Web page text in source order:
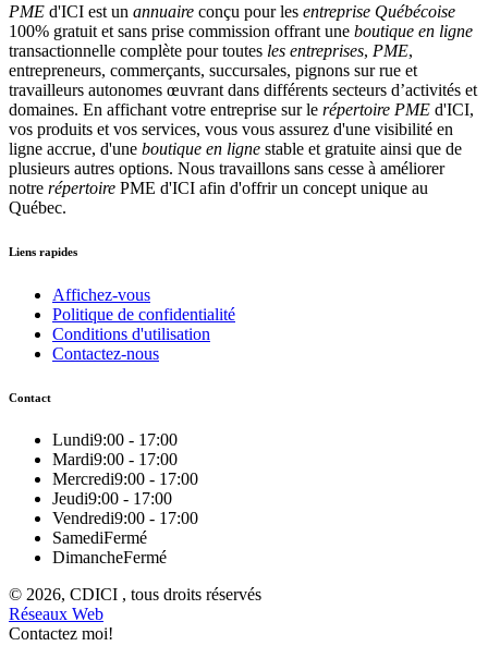
PME d'ICI est un annuaire conçu pour les entreprise Québécoise
100% gratuit et sans prise commission offrant une boutique en ligne
transactionnelle complète pour toutes les entreprises, PME,
entrepreneurs, commerçants, succursales, pignons sur rue et
travailleurs autonomes œuvrant dans différents secteurs d’activités et
domaines. En affichant votre entreprise sur le répertoire PME d'ICI,
vos produits et vos services, vous vous assurez d'une visibilité en
ligne accrue, d'une boutique en ligne stable et gratuite ainsi que de
plusieurs autres options. Nous travaillons sans cesse à améliorer
notre répertoire PME d'ICI afin d'offrir un concept unique au
Québec.
Liens rapides
Affichez-vous
Politique de confidentialité
Conditions d'utilisation
Contactez-nous
Contact
Lundi9:00 - 17:00
Mardi9:00 - 17:00
Mercredi9:00 - 17:00
Jeudi9:00 - 17:00
Vendredi9:00 - 17:00
SamediFermé
DimancheFermé
© 2026, CDICI , tous droits réservés
Réseaux Web
Contactez moi!